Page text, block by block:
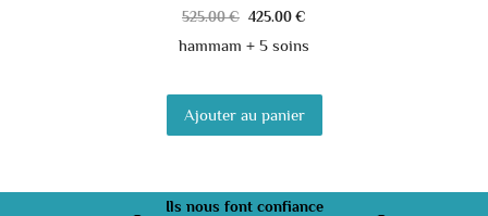
525.00€ 425.00 €
hammam + 5 soins
Ajouter au panier
Ils nous font confiance